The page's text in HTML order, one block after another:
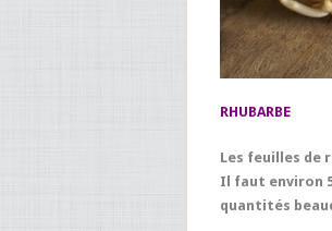
RHUBARBE
Les feuilles de
Il faut environ
quantités